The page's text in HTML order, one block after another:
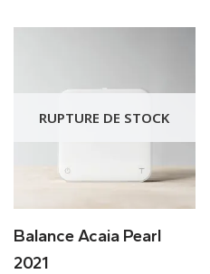
RUPTURE DE STOCK
Balance Acaia Pearl
2021